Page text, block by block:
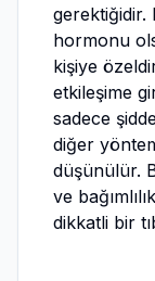
hormonu
kişiye
etkileşime
sadece
diğer
düşünülür.
ve
dikkatli bir